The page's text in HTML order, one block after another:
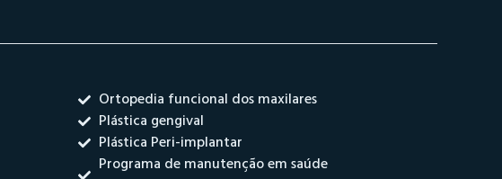
Ortopedia funcional dos maxilares
Plástica gengival
Plástica Peri-implantar
Programa de manutenção em saúde